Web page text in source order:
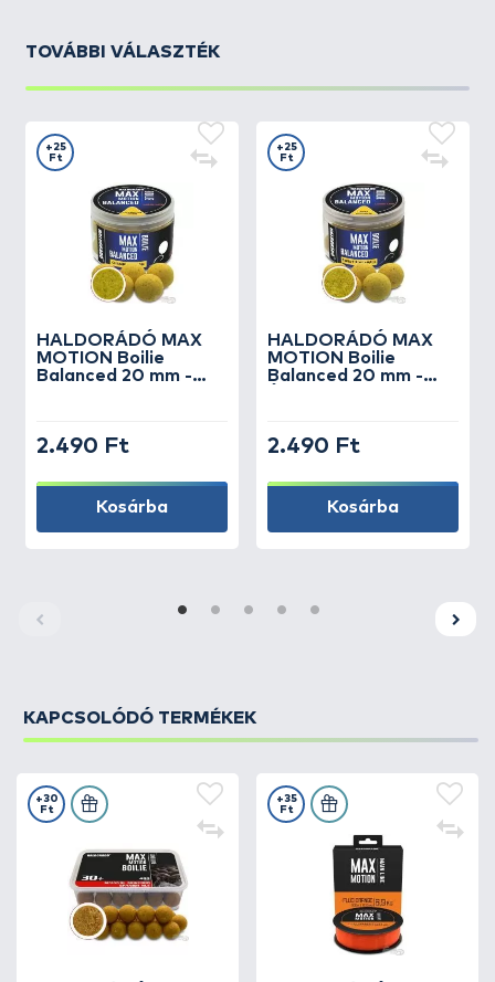
TOVÁBBI VÁLASZTÉK
HALDORÁDÓ MAX
MOTION Boilie
Balanced 20 mm -
+25
Ft
2.490 Ft
Kosárba
HALDORÁDÓ MAX
MOTION Boilie
Balanced 20 mm -
+25
Ft
2.490 Ft
Kosárba
KAPCSOLÓDÓ TERMÉKEK
+30
Ft
+35
Ft